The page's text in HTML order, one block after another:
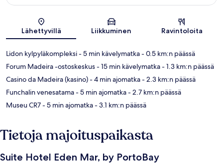
Kartta
Lähettyvillä Liikkuminen Ravintoloita
Lidon kylpyläkompleksi- 5 min kävelymatka- 0.5 km:n päässä
Forum Madeira -ostoskeskus- 15 min kävelymatka- 1.3 km:n päässä
Casino da Madeira (kasino)- 4 min ajomatka- 2.3 km:n päässä
Funchalin venesatama- 5 min ajomatka- 2.7 km:n päässä
Museu CR7- 5 min ajomatka- 3.1 km:n päässä
Tietoja majoituspaikasta
Suite Hotel Eden Mar, by PortoBay